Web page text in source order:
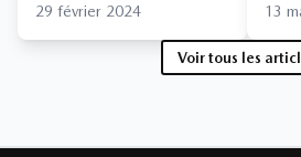
29 février 2024 13
Voir tous les